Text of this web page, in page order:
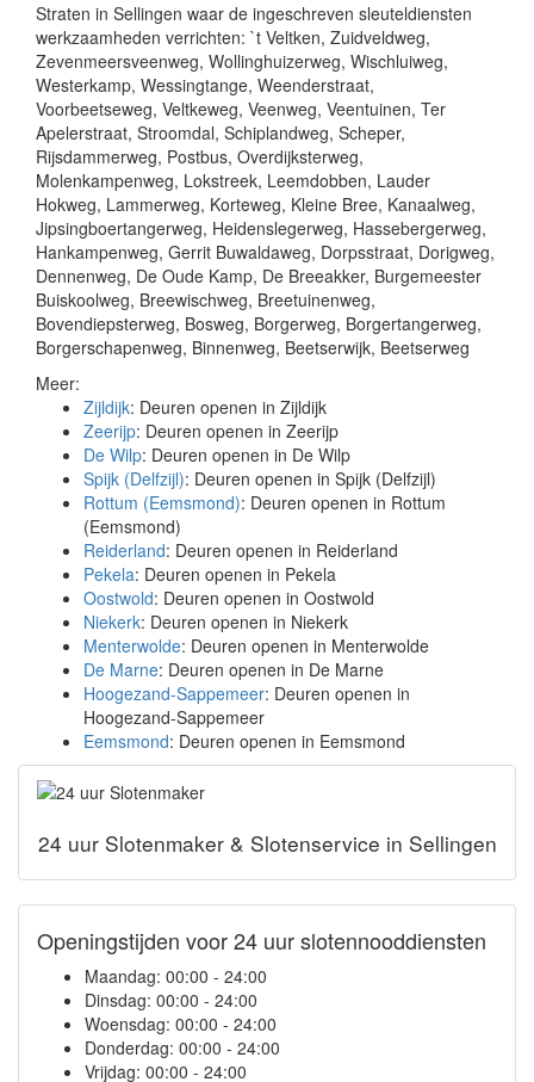
Straten in Sellingen waar de ingeschreven sleuteldiensten
werkzaamheden verrichten: `t Veltken, Zuidveldweg,
Zevenmeersveenweg, Wollinghuizerweg, Wischluiweg,
Westerkamp, Wessingtange, Weenderstraat,
Voorbeetseweg, Veltkeweg, Veenweg, Veentuinen, Ter
Apelerstraat, Stroomdal, Schiplandweg, Scheper,
Rijsdammerweg, Postbus, Overdijksterweg,
Molenkampenweg, Lokstreek, Leemdobben, Lauder
Hokweg, Lammerweg, Korteweg, Kleine Bree, Kanaalweg,
Jipsingboertangerweg, Heidenslegerweg, Hassebergerweg,
Hankampenweg, Gerrit Buwaldaweg, Dorpsstraat, Dorigweg,
Dennenweg, De Oude Kamp, De Breeakker, Burgemeester
Buiskoolweg, Breewischweg, Breetuinenweg,
Bovendiepsterweg, Bosweg, Borgerweg, Borgertangerweg,
Borgerschapenweg, Binnenweg, Beetserwijk, Beetserweg
Meer:
Zijldijk: Deuren openen in Zijldijk
Zeerijp: Deuren openen in Zeerijp
De Wilp: Deuren openen in De Wilp
Spijk (Delfzijl): Deuren openen in Spijk (Delfzijl)
Rottum (Eemsmond): Deuren openen in Rottum
(Eemsmond)
Reiderland: Deuren openen in Reiderland
Pekela: Deuren openen in Pekela
Oostwold: Deuren openen in Oostwold
Niekerk: Deuren openen in Niekerk
Menterwolde: Deuren openen in Menterwolde
De Marne: Deuren openen in De Marne
Hoogezand-Sappemeer: Deuren openen in
Hoogezand-Sappemeer
Eemsmond: Deuren openen in Eemsmond
24 uur Slotenmaker & Slotenservice in Sellingen
Openingstijden voor 24 uur slotennooddiensten
Maandag: 00:00 - 24:00
Dinsdag: 00:00 - 24:00
Woensdag: 00:00 - 24:00
Donderdag: 00:00 - 24:00
Vrijdag: 00:00 - 24:00